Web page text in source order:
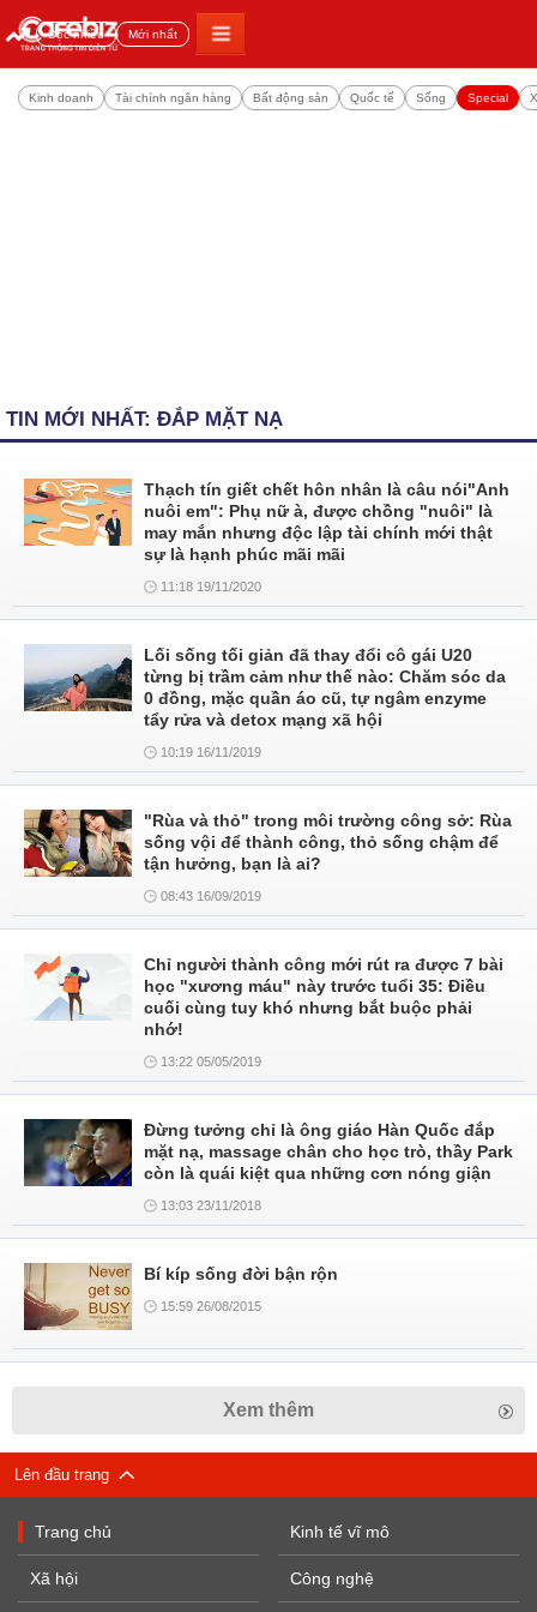
Đọc nhiều Mới nhất
Kinh doanh Tài chính ngân hàng Bất động sản Quốc tế Sống Special
TIN MỚI NHẤT: ĐẮP MẶT NẠ
Thạch tín giết chết hôn nhân là câu nói"Anh
nuôi em": Phụ nữ à, được chồng "nuôi" là
may mắn nhưng độc lập tài chính mới thật
sự là hạnh phúc mãi mãi
11:18 19/11/2020
Lối sống tối giản đã thay đổi cô gái U20
từng bị trầm cảm như thế nào: Chăm sóc da
0 đồng, mặc quần áo cũ, tự ngâm enzyme
tẩy rửa và detox mạng xã hội
10:19 16/11/2019
"Rùa và thỏ" trong môi trường công sở: Rùa
sống vội để thành công, thỏ sống chậm để
tận hưởng, bạn là ai?
08:43 16/09/2019
Chỉ người thành công mới rút ra được 7 bài
học "xương máu" này trước tuổi 35: Điều
cuối cùng tuy khó nhưng bắt buộc phải
nhớ!
13:22 05/05/2019
Đừng tưởng chỉ là ông giáo Hàn Quốc đắp
mặt nạ, massage chân cho học trò, thầy Park
còn là quái kiệt qua những cơn nóng giận
13:03 23/11/2018
Bí kíp sống đời bận rộn
15:59 26/08/2015
Xem thêm
Lên đầu trang
Trang chủ
Xã hội
Kinh tế vĩ mô
Công nghệ